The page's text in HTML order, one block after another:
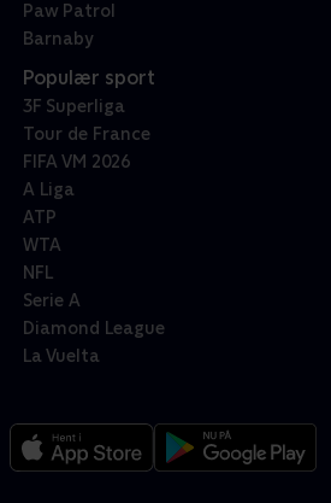
Paw Patrol
Barnaby
Populær sport
3F Superliga
Tour de France
FIFA VM 2026
A Liga
ATP
WTA
NFL
Serie A
Diamond League
La Vuelta